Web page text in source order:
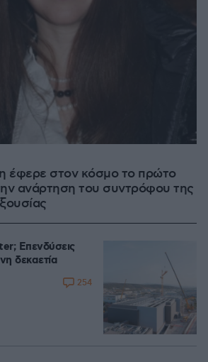
έφερε στον κόσμο το πρώτο
ανάρτηση του συντρόφου της
Επενδύσεις
δεκαετία
254